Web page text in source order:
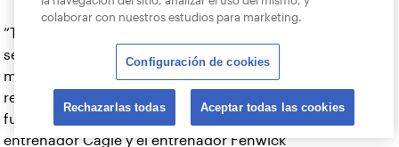
“Tan pronto como entré al campus, pude
sentir que PSU era su propio pequeño
mundo. Me encantó el ambiente y
realmente podía imaginarme allí. El equipo
fue muy acogedor y siento que el
entrenador Cagle y el entrenador Fenwick
colaborar con nuestros estudios para marketing.
Configuración de cookies
Rechazarlas todas Aceptar todas las cookies